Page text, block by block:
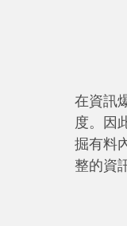
在資訊
度。因
掘有料
整的資